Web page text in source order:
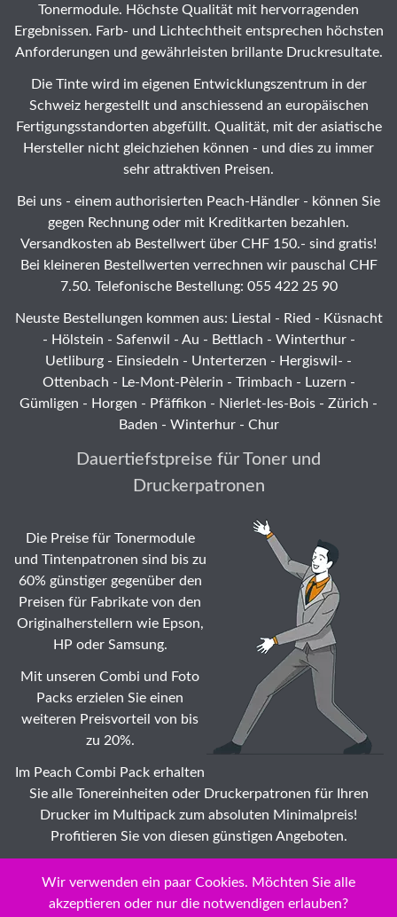
Tonermodule. Höchste Qualität mit hervorragenden
Ergebnissen. Farb- und Lichtechtheit entsprechen höchsten
Anforderungen und gewährleisten brillante Druckresultate.
Die Tinte wird im eigenen Entwicklungszentrum in der
Schweiz hergestellt und anschiessend an europäischen
Fertigungsstandorten abgefüllt. Qualität, mit der asiatische
Hersteller nicht gleichziehen können - und dies zu immer
sehr attraktiven Preisen.
Bei uns - einem authorisierten Peach-Händler - können Sie
gegen Rechnung oder mit Kreditkarten bezahlen.
Versandkosten ab Bestellwert über CHF 150.- sind gratis!
Bei kleineren Bestellwerten verrechnen wir pauschal CHF
7.50. Telefonische Bestellung: 055 422 25 90
Neuste Bestellungen kommen aus: Liestal - Ried - Küsnacht
- Hölstein - Safenwil - Au - Bettlach - Winterthur-
Uetliburg - Einsiedeln - Unterterzen - Hergiswil- -
Ottenbach - Le-Mont-Pèlerin - Trimbach - Luzern -
Gümligen - Horgen - Pfäffikon - Nierlet-les-Bois - Zürich -
Baden - Winterhur - Chur
Dauertiefstpreise für Toner und
Druckerpatronen
Die Preise für Tonermodule
und Tintenpatronen sind bis zu
60% günstiger gegenüber den
Preisen für Fabrikate von den
Originalherstellern wie Epson,
HP oder Samsung.
Mit unseren Combi und Foto
Packs erzielen Sie einen
weiteren Preisvorteil von bis
zu 20%.
Im Peach Combi Pack erhalten
Sie alle Tonereinheiten oder Druckerpatronen für Ihren
Drucker im Multipack zum absoluten Minimalpreis!
Profitieren Sie von diesen günstigen Angeboten.
Druckerpatronen günstig Modell zu Dauertiefstpreisen /
Impeachment
Wir verwenden ein paar Cookies. Möchten Sie alle
akzeptieren oder nur die notwendigen erlauben?